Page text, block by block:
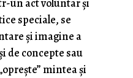
un act voluntar şi
speciale, se
şi imagine a
de concepte sau
mintea şi